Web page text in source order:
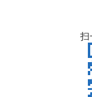
扫